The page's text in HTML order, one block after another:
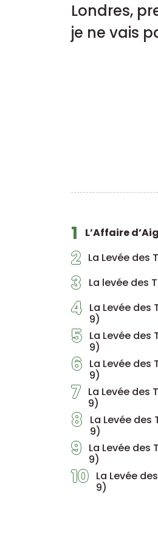
Londres,
je ne vais
1 L’Affaire
2 La Levée des
3 La levée des
4 La Levée
9)
5 La Levée
9)
6 La Levée
9)
7 La Levée des
9)
8
La Levée
9)
9 La Levée des
9)
10 La Levée
9)